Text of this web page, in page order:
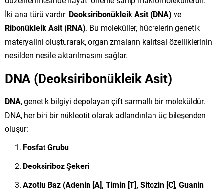
İki ana türü vardır: Deoksiribonükleik Asit (DNA) ve
Ribonükleik Asit (RNA). Bu moleküller, hücrelerin genetik
materyalini oluşturarak, organizmaların kalıtsal özelliklerinin
nesilden nesile aktarılmasını sağlar.
DNA (Deoksiribonükleik Asit)
DNA, genetik bilgiyi depolayan çift sarmallı bir moleküldür.
DNA, her biri bir nükleotit olarak adlandırılan üç bileşenden
oluşur:
Fosfat Grubu
Deoksiriboz Şekeri
Azotlu Baz (Adenin [A], Timin [T], Sitozin [C], Guanin